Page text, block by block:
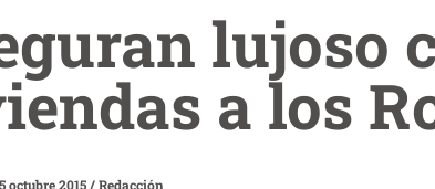
lujoso
a los
octubre 2015/Redacción